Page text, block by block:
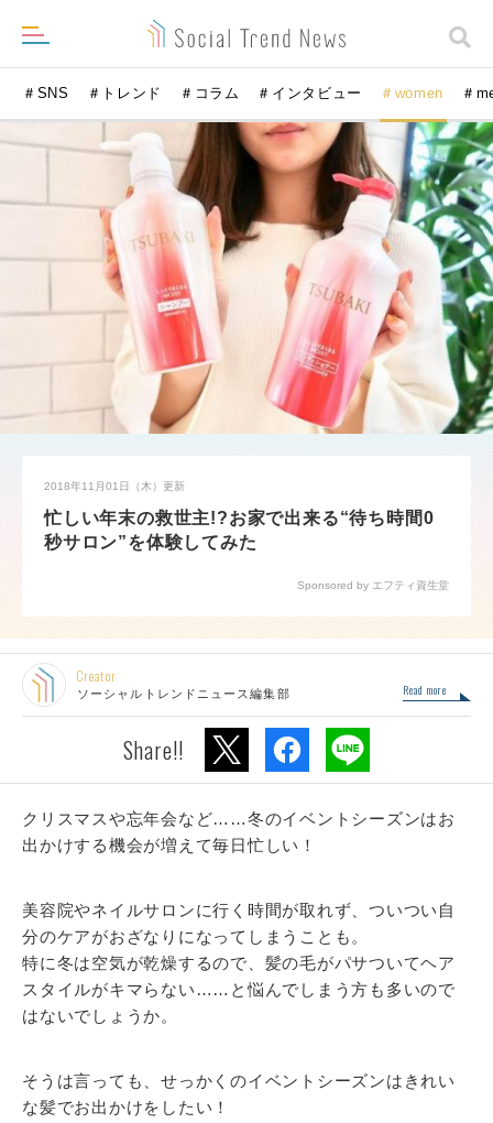
＃SNS ＃トレンド ＃コラム ＃インタビュー ＃women ＃
2018年11月01日（木） 更新
忙しい年末の救世主!?お家で出来る“待ち時間0
秒サロン”を体験してみた
Sponsored by エフティ資生堂
Creator
ソーシャルトレンドニュース編集部 Read more
Share!!
クリスマスや忘年会など……冬のイベントシーズンはお
出かけする機会が増えて毎日忙しい！
美容院やネイルサロンに行く時間が取れず、ついつい自
分のケアがおざなりになってしまうことも。
特に冬は空気が乾燥するので、髪の毛がパサついてヘア
スタイルがキマらない……と悩んでしまう方も多いので
はないでしょうか。
そうは言っても、せっかくのイベントシーズンはきれい
な髪でお出かけをしたい！